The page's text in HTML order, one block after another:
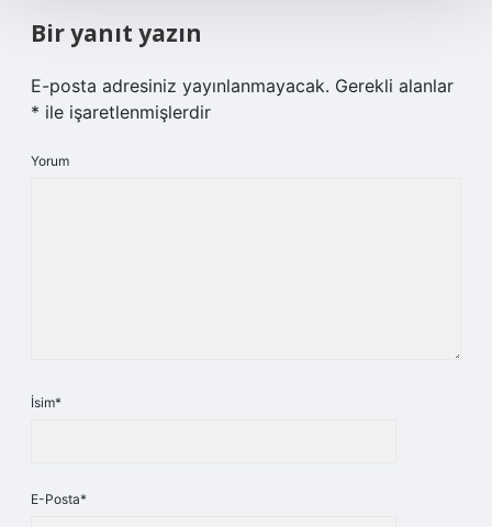
Bir yanıt yazın
E-posta adresiniz yayınlanmayacak. Gerekli alanlar
* ile işaretlenmişlerdir
Yorum
İsim*
E-Posta*